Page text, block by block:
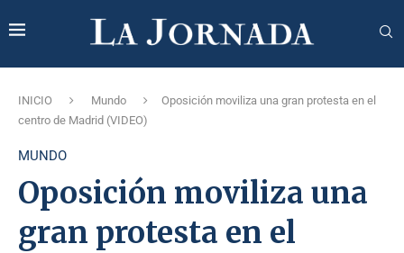
INICIO Mundo
Oposición moviliza una gran protesta en el
centro de Madrid (VIDEO)
MUNDO
Oposición moviliza una
gran protesta en el